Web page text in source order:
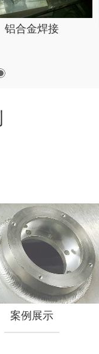
铝合金焊接
案例展示
案例展示